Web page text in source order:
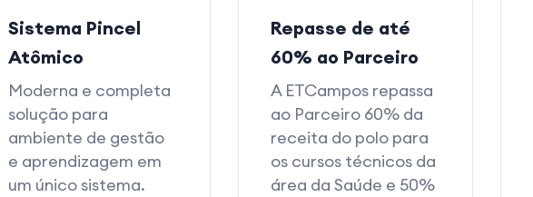
Sistema Pincel
Atômico
Moderna e completa
solução para
ambiente de gestão
e aprendizagem em
um único sistema.
Repasse de até
60% ao Parceiro
A ETCampos repassa
ao Parceiro 60% da
receita do polo para
os cursos técnicos da
área da Saúde e 50%